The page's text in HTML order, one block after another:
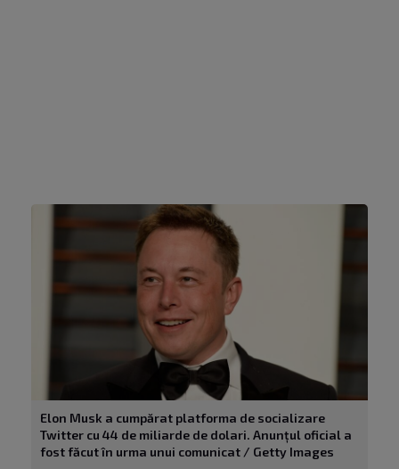
Elon Musk a cumpărat platforma de socializare
Twitter cu 44 de miliarde de dolari. Anunțul oficial a
fost făcut în urma unui comunicat / Getty Images